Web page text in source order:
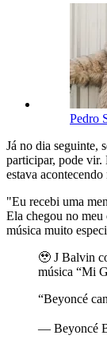
Pedro
Já no dia seguinte,
participar, pode vir.
estava
"Eu recebi uma
Ela chegou no meu
música muito
🥹 J Balvin
música “Mi
“Beyoncé
— Beyoncé